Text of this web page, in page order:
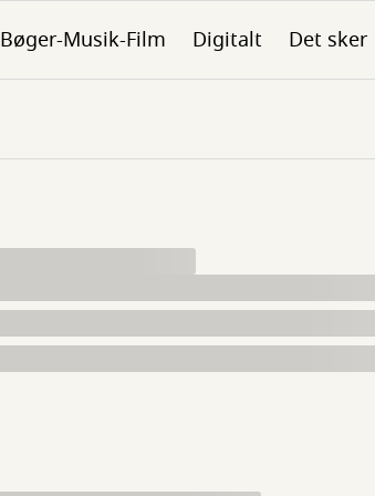
Bøger-Musik-Film Digitalt Det sker